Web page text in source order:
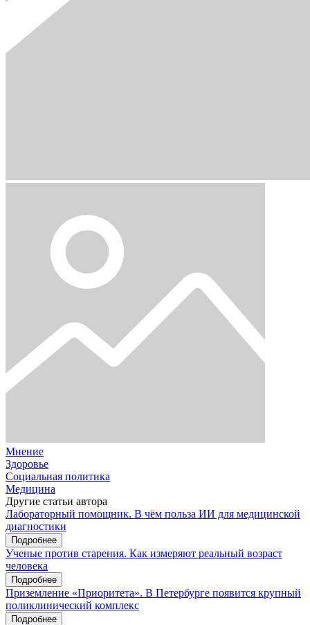
Мнение
Здоровье
Социальная политика
Медицина
Другие статьи автора
Лабораторный помощник. В чём польза ИИ для медицинской
диагностики
Подробнее
Ученые против старения. Как измеряют реальный возраст
человека
Подробнее
Приземление «Приоритета». В Петербурге появится крупный
поликлинический комплекс
Подробнее